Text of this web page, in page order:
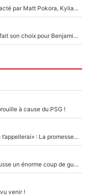
De l'équipe de France à The Voice Kids : Contacté par Matt Pokora, Kylian Mbappé a accepté de jouer un rôle inédit sur TF1 !
La Liga sur beIN Sports c’est terminé, DAZN a fait son choix pour Benjamin Da Silva et Omar Da Fonseca !
à cause du PSG !
Mercato - OM - «Dès que je prends un club, je t’appellerai» : La promesse de Marcelino au moment de claquer la porte
Victime de racisme contre Murray, Kyrgios pousse un énorme coup de gueule !
venir !